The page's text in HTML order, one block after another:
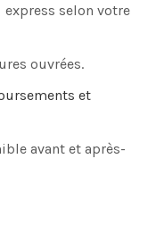
selon votre
ouvrées.
et
avant et après-